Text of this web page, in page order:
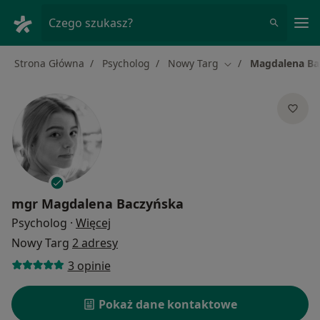
Czego szukasz?
Strona Główna Psycholog Nowy Targ Zmień miasto
Magdalena
mgr Magdalena Baczyńska
Psycholog · Więcej
Nowy Targ 2 adresy
3 opinie
Pokaż dane kontaktowe